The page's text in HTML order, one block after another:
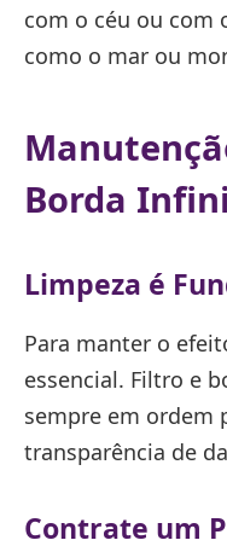
com o céu ou com
como o mar ou
Borda
Limpeza é
Para manter o
essencial. Filtro e
sempre em ordem
transparência de
Contrate um